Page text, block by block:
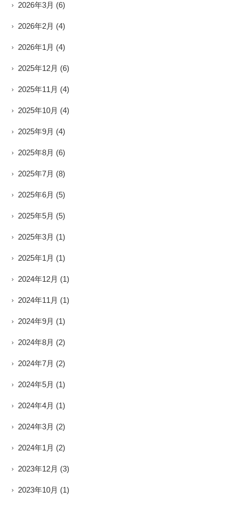
2026年3月 (6)
2026年2月 (4)
2026年1月 (4)
2025年12月 (6)
2025年11月 (4)
2025年10月 (4)
2025年9月 (4)
2025年8月 (6)
2025年7月 (8)
2025年6月 (5)
2025年5月 (5)
2025年3月 (1)
2025年1月 (1)
2024年12月 (1)
2024年11月 (1)
2024年9月 (1)
2024年8月 (2)
2024年7月 (2)
2024年5月 (1)
2024年4月 (1)
2024年3月 (2)
2024年1月 (2)
2023年12月 (3)
2023年10月 (1)